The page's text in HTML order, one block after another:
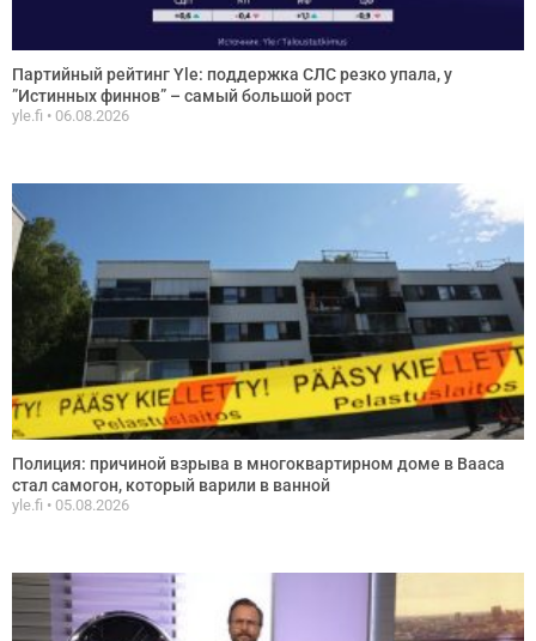
Партийный рейтинг Yle: поддержка СЛС резко упала, у
”Истинных финнов” – самый большой рост
yle.fi 06.08.2026
Полиция: причиной взрыва в многоквартирном доме в Вааса
стал самогон, который варили в ванной
yle.fi 05.08.2026